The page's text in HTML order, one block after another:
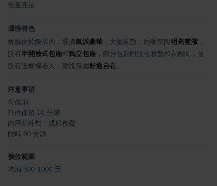
份量充足
環境特色
餐廳位於飯店內，裝潢氣派豪華 ，大廳寬敞，用餐空間明亮整潔 ，
設有半開放式包廂和獨立包廂 ，部分包廂附設化妝室和衣帽間，並
設有送餐機器人，整體氛圍舒適自在
注意事項
有低消
訂位保留 10 分鐘
內用須外加一成服務費
限時 90 分鐘
價位範圍
均消 800-1000 元